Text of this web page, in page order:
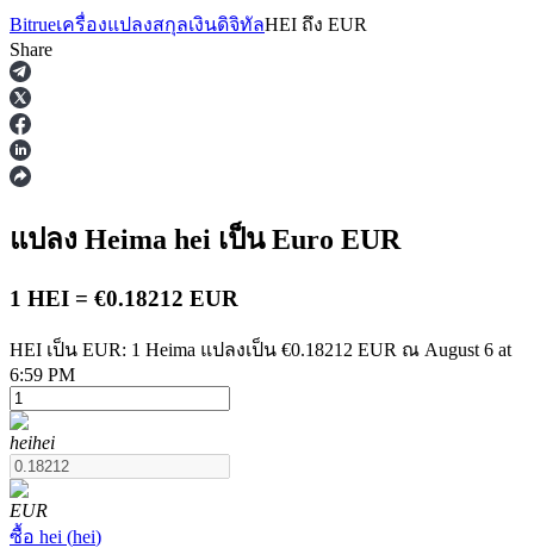
ฟิวเจอร์ส
ฟิวเจอร์สที่ใช้ USDT เป็นหลักประกัน
Bitrueเครื่องแปลงสกุลเงินดิจิทัลHEI ถึง EUR
Share
แปลง Heima hei เป็น Euro EUR
1 HEI = €0.18212 EUR
HEI เป็น EUR: 1 Heima แปลงเป็น €0.18212 EUR ณ August 6 at
6:59 PM
heihei
EUR
ซื้อ hei (hei)